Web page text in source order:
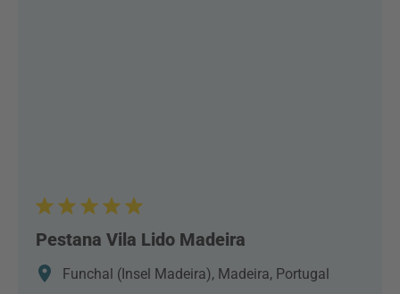
Pestana Vila Lido Madeira
Funchal (Insel Madeira), Madeira, Portugal